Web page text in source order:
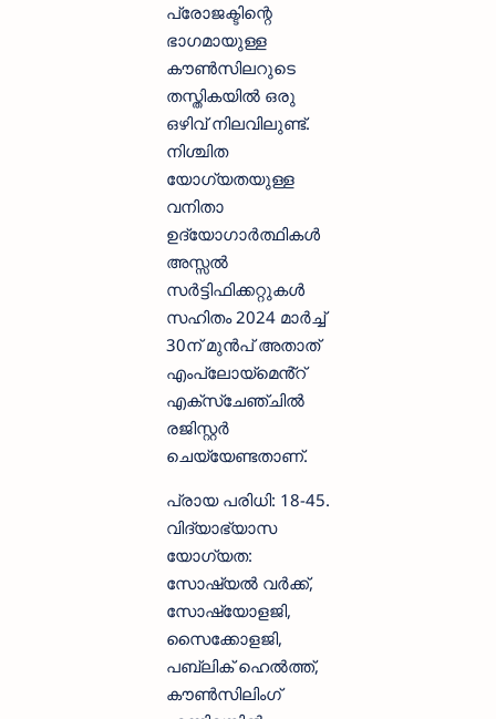
പ്രോജക്ടിന്റെ
ഭാഗമായുള്ള
കൗൺസിലറുടെ
തസ്തികയിൽ ഒരു
ഒഴിവ് നിലവിലുണ്ട്.
നിശ്ചിത
യോഗ്യതയുള്ള
വനിതാ
ഉദ്യോഗാർത്ഥികൾ
അസ്സൽ
സർട്ടിഫിക്കറ്റുകൾ
സഹിതം 2024 മാർച്ച്‌
30ന് മുൻപ് അതാത്
എംപ്ലോയ്മെൻ്റ്
എക്സ്ചേഞ്ചിൽ
രജിസ്റ്റർ
ചെയ്യേണ്ടതാണ്.
പ്രായ പരിധി: 18-45.
വിദ്യാഭ്യാസ
യോഗ്യത:
സോഷ്യൽ വർക്ക്,
സോഷ്യോളജി,
സൈക്കോളജി,
പബ്ലിക് ഹെൽത്ത്,
കൗൺസിലിംഗ്